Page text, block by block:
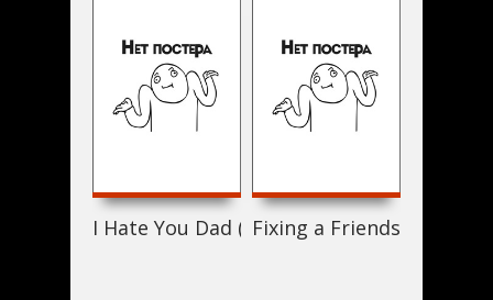
I Hate You Dad (2019)Fixing a Friendship (2019)